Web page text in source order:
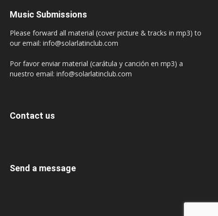
Music Submissions
Please forward all material (cover picture & tracks in mp3) to
our email: info@solarlatinclub.com
Por favor enviar material (carátula y canción en mp3) a
nuestro email: info@solarlatinclub.com
Contact us
Send a message